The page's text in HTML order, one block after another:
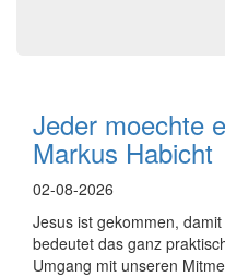
Jeder moechte
Markus Habicht
02-08-2026
Jesus ist gekommen,
bedeutet das ganz
Umgang mit unseren